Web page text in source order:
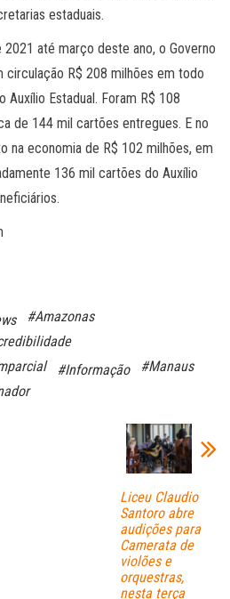
estaduais.
até março deste ano, o Governo
circulação R$ 208 milhões em todo
Estadual. Foram R$ 108
de 144 mil cartões entregues. E no
na economia de R$ 102 milhões, em
136 mil cartões do Auxílio
#Amazonas
#Informação
#Manaus
Liceu Claudio
Santoro abre
audições para
Camerata de
violões e
orquestras,
nesta terça